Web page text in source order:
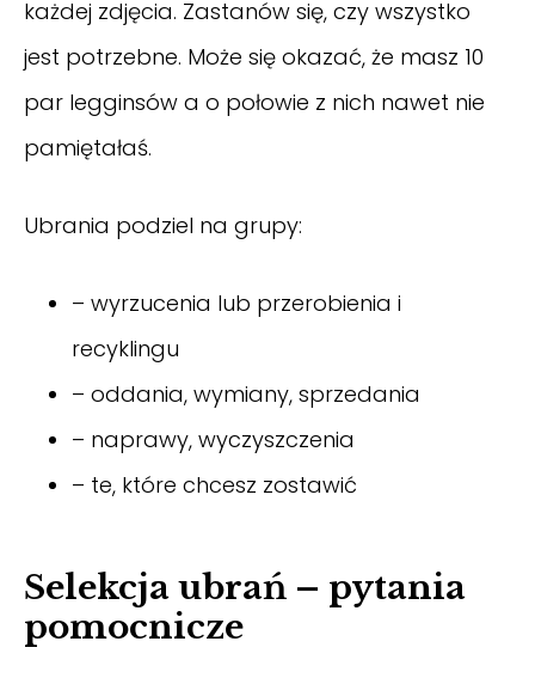
każdej zdjęcia. Zastanów się, czy wszystko
jest potrzebne. Może się okazać, że masz 10
par legginsów a o połowie z nich nawet nie
pamiętałaś.
Ubrania podziel na grupy:
– wyrzucenia lub przerobienia i
recyklingu
– oddania, wymiany, sprzedania
– naprawy, wyczyszczenia
– te, które chcesz zostawić
Selekcja ubrań – pytania
pomocnicze